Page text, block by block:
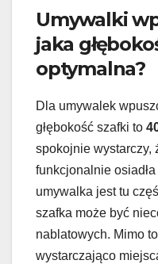
Umywalki
jaka
optymalna?
Dla umywalek
głębokość szafki to
spokojnie wystarczy,
funkcjonalnie
umywalka jest tu
szafka może być
nablatowych. Mimo
wystarczająco